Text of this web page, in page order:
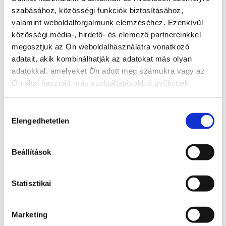
szabásához, közösségi funkciók biztosításához,
valamint weboldalforgalmunk elemzéséhez. Ezenkívül
közösségi média-, hirdető- és elemező partnereinkkel
megosztjuk az Ön weboldalhasználatra vonatkozó
adatait, akik kombinálhatják az adatokat más olyan
adatokkal, amelyeket Ön adott meg számukra vagy az
Ön által használt más szolgáltatásokból gyűjtöttek.
kiválasztása
Elengedhetetlen
Beállítások
Statisztikai
Marketing
és mások...
Sörtartályok - felügyelet alatt
„Ezen megoldás legnagyobb előnye a nagyon gyors reakció és a
hosszú akkumulátor-üzemidő. Elégedettek vagyunk a TLV s.r.o.